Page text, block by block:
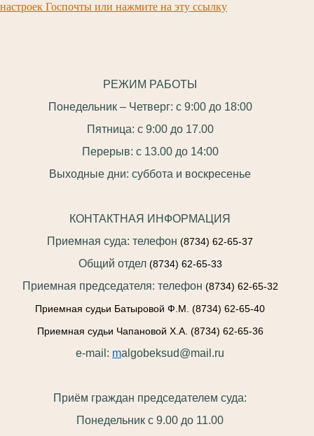
настроек Госпочты или нажмите на эту ссылку
РЕЖИМ РАБОТЫ
Понедельник – Четверг: с 9:00 до 18:00
Пятница: с 9:00 до 17.00
Перерыв: с 13.00 до 14:00
Выходные дни: суббота и воскресенье
КОНТАКТНАЯ ИНФОРМАЦИЯ
Приемная суда: телефон(8734) 62-65-37
Общий отдел (8734) 62-65-33
Приемная председателя: телефон (8734) 62-65-32
Приемная судьи Батыровой Ф.М.(8734) 62-65-40
Приемная судьи Чапановой Х.А. (8734) 62-65-36
e-mail: malgobeksud@mail.ru
Приём граждан председателем суда:
Понедельник с 9.00 до 11.00